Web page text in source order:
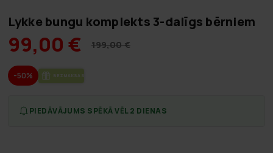
Lykke bungu komplekts 3-dalīgs bērniem
99,00 € 199,00 €
-50% BEZ­MAK­SAS PIE­GĀ­DE
PIEDĀVĀJUMS SPĒKĀ VĒL 2 DIENAS